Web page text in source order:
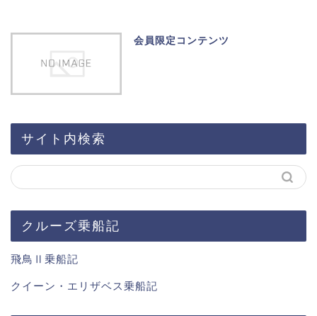
会員限定コンテンツ
サイト内検索
クルーズ乗船記
飛鳥Ⅱ乗船記
クイーン・エリザベス乗船記